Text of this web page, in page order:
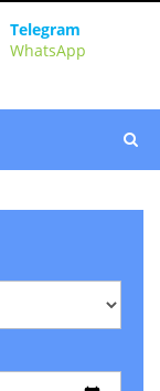
Telegram
WhatsApp